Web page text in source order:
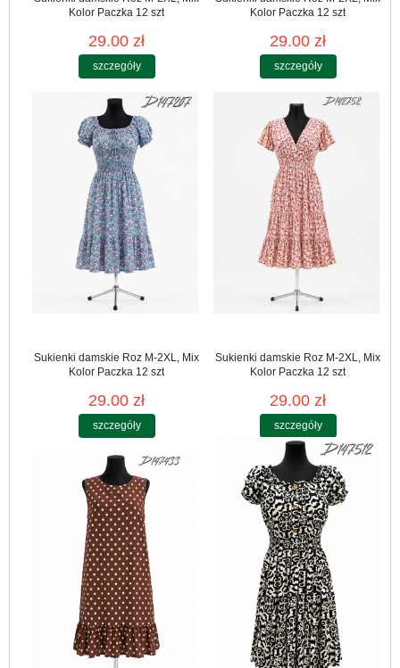
Kolor Paczka 12 szt
29.00 zł
szczegóły
Kolor Paczka 12 szt
29.00 zł
szczegóły
Sukienki damskie Roz M-2XL, Mix
Kolor Paczka 12 szt
29.00 zł
szczegóły
Sukienki damskie Roz M-2XL, Mix
Kolor Paczka 12 szt
29.00 zł
szczegóły